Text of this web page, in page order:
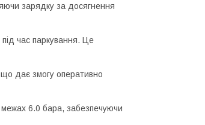
зарядку за досягнення
під час паркування. Це
дає змогу оперативно
межах 6.0 бара, забезпечуючи